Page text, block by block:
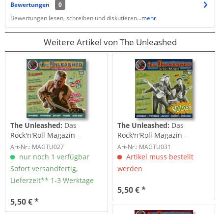
Bewertungen
0
Bewertungen lesen, schreiben und diskutieren...mehr
Weitere Artikel von The Unleashed
The Unleashed: Das
Rock'n'Roll Magazin -
Ausgabe 27
Art-Nr.: MAGTU027
nur noch 1 verfügbar
Sofort versandfertig,
Lieferzeit** 1-3 Werktage
5,50 € *
The Unleashed: Das
Rock'n'Roll Magazin -
Ausgabe 31
Art-Nr.: MAGTU031
Artikel muss bestellt
werden
5,50 € *